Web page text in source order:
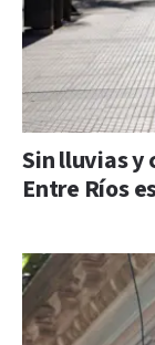
Sin lluvias y
Entre Ríos